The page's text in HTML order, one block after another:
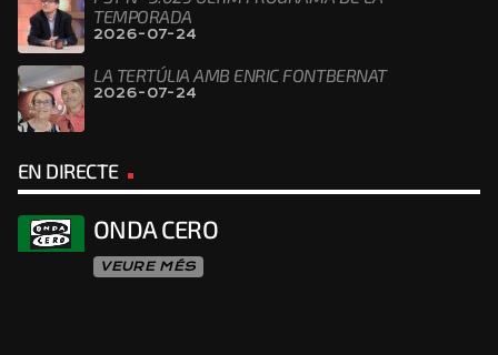
TEMPORADA
2026-07-24
LA TERTÚLIA AMB ENRIC FONTBERNAT
2026-07-24
EN DIRECTE
ONDA CERO
VEURE MÉS